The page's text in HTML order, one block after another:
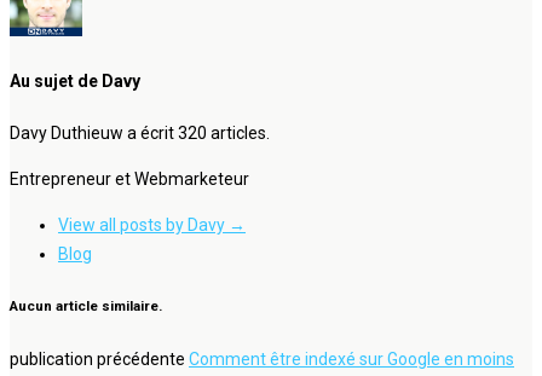
Au sujet de Davy
Davy Duthieuw a écrit 320 articles.
Entrepreneur et Webmarketeur
View all posts by Davy →
Blog
Aucun article similaire.
publication précédente Comment être indexé sur Google en moins